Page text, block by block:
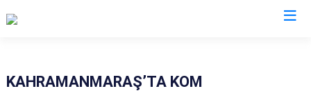
KAHRAMANMARAŞ’TA KOM